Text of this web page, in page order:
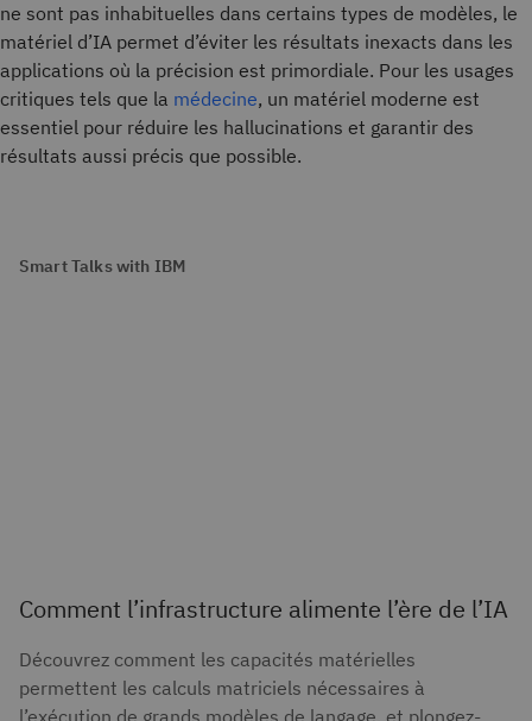
ne sont pas inhabituelles dans certains types de modèles, le
matériel d’IA permet d’éviter les résultats inexacts dans les
applications où la précision est primordiale. Pour les usages
critiques tels que la médecine, un matériel moderne est
essentiel pour réduire les hallucinations et garantir des
résultats aussi précis que possible.
Smart Talks with IBM
Comment l’infrastructure alimente l’ère de l’IA
Découvrez comment les capacités matérielles
permettent les calculs matriciels nécessaires à
l’exécution de grands modèles de langage, et plongez-